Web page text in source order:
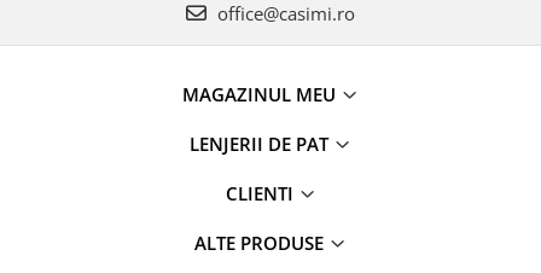
office@casimi.ro
MAGAZINUL MEU
LENJERII DE PAT
CLIENTI
ALTE PRODUSE